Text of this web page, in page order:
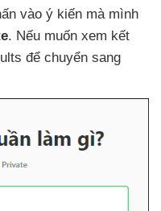
vào ý kiến mà mình
. Nếu muốn xem kết
để chuyển sang